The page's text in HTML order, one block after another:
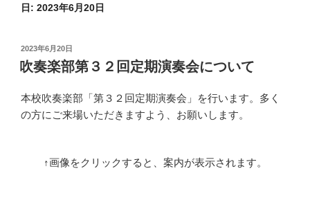
日: 2023年6月20日
投
稿
日:
2023年6月20日
吹奏楽部第３２回定期演奏会について
本校吹奏楽部「第３２回定期演奏会」を行います。多く
の方にご来場いただきますよう、お願いします。
↑画像をクリックすると、案内が表示されます。